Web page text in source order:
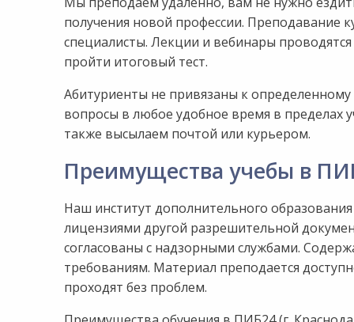
получения новой профессии. Преподавание
специалисты. Лекции и вебинары
пройти итоговый тест.
Абитуриенты не привязаны к
вопросы в любое удобное время в пределах
также высылаем почтой или курьером.
Преимущества учебы в
Наш институт дополнительного
лицензиями другой разрешительной
согласованы с надзорными службами.
требованиям. Материал преподается
проходят без проблем.